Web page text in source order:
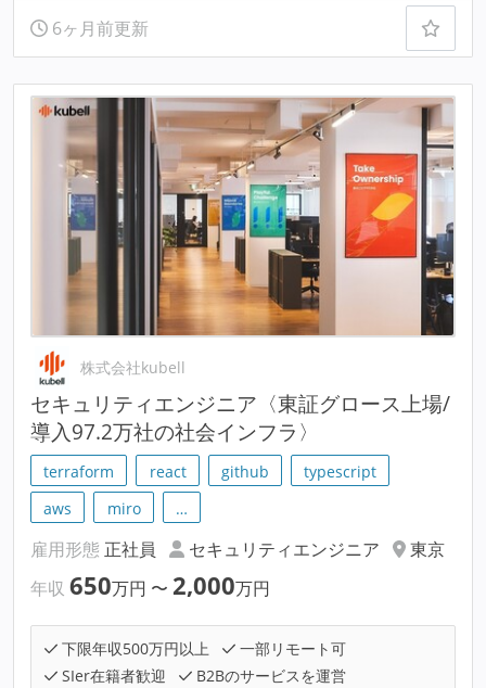
6ヶ月前更新
株式会社kubell
セキュリティエンジニア〈東証グロース上場/
導入97.2万社の社会インフラ〉
terraform react github
typescript
aws
miro …
雇用形態 正社員 セキュリティエンジニア
東京
年収 650万円 〜 2,000万円
下限年収500万円以上
一部リモート可
SIer在籍者歓迎
B2Bのサービスを運営